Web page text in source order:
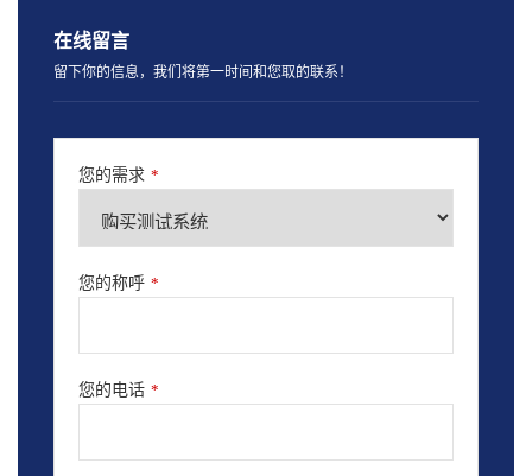
在线留言
留下你的信息，我们将第一时间和您取的联系！
您的需求 *
您的称呼 *
您的电话 *